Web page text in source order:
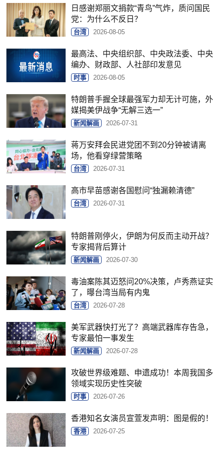
日感谢郑丽文捐款“青鸟”气炸，质问国民
党：为什么不反日？
台湾 2026-08-05
最高法、中央组织部、中央政法委、中央
编办、财政部、人社部印发意见
时事 2026-08-05
特朗普手握全球最强军力却无计可施，外
媒揭美伊战争“无解三选一”
新闻解画 2026-07-31
蒋万安拜会民进党团不到20分钟被请离
场，他看穿绿营策略
台湾 2026-07-31
高市早苗感谢各国慰问“独漏赖清德”
台湾 2026-07-31
特朗普刚停火，伊朗为何反而主动开战？
专家揭背后算计
新闻解画 2026-07-30
毒油案陈其迈怒问20%决策，卢秀燕证实
了，曝台湾当局有内鬼
台湾 2026-07-28
美军武器快打光了？高端武器库存告急，
专家最怕一事发生
新闻解画 2026-07-28
攻破世界级难题、申遗成功！本周我国多
领域实现历史性突破
时事 2026-07-26
香港知名女演员宣萱发声明：图是假的！
香港 2026-07-25